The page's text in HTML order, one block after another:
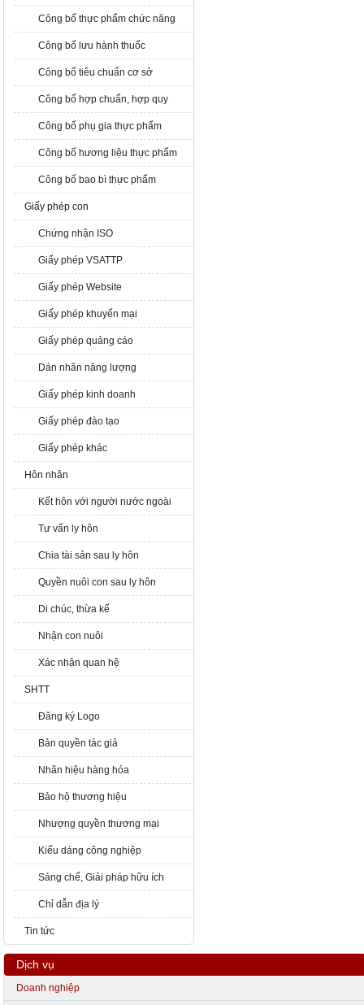
Công bố thực phẩm chức năng
Công bố lưu hành thuốc
Công bố tiêu chuẩn cơ sở
Công bố hợp chuẩn, hợp quy
Công bố phụ gia thực phẩm
Công bố hương liệu thực phẩm
Công bố bao bì thực phẩm
Giấy phép con
Chứng nhận ISO
Giấy phép VSATTP
Giấy phép Website
Giấy phép khuyến mại
Giấy phép quảng cáo
Dán nhãn năng lượng
Giấy phép kinh doanh
Giấy phép đào tạo
Giấy phép khác
Hôn nhân
Kết hôn với người nước ngoài
Tư vấn ly hôn
Chia tài sản sau ly hôn
Quyền nuôi con sau ly hôn
Di chúc, thừa kế
Nhận con nuôi
Xác nhận quan hệ
SHTT
Đăng ký Logo
Bản quyền tác giả
Nhãn hiệu hàng hóa
Bảo hộ thương hiệu
Nhượng quyền thương mại
Kiểu dáng công nghiệp
Sáng chế, Giải pháp hữu ích
Chỉ dẫn địa lý
Tin tức
Dịch vụ
Doanh nghiệp